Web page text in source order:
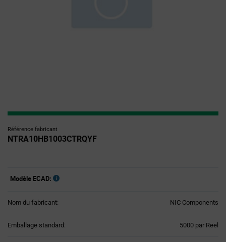
Référence fabricant
NTRA10HB1003CTRQYF
Modèle ECAD:
Nom du fabricant: NIC Components
Emballage standard: 5000 par Reel